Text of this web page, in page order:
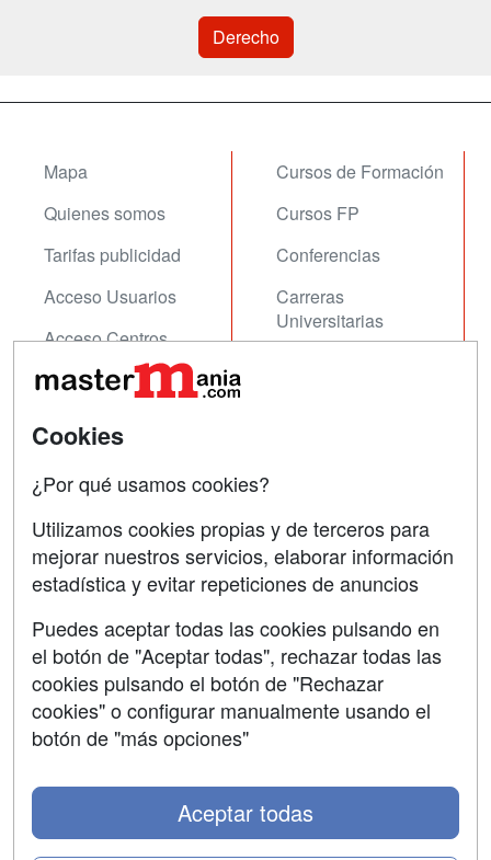
Derecho
Mapa
Quienes somos
Tarifas publicidad
Acceso Usuarios
Acceso Centros
Cursos de Formación
Cursos FP
Conferencias
Carreras
Universitarias
Contactar
Copyleft
Grupo formazion:
Cookies
¿Por qué usamos cookies?
Utilizamos cookies propias y de terceros para
mejorar nuestros servicios, elaborar información
estadística y evitar repeticiones de anuncios
Puedes aceptar todas las cookies pulsando en
el botón de "Aceptar todas", rechazar todas las
cookies pulsando el botón de "Rechazar
cookies" o configurar manualmente usando el
botón de "más opciones"
Aceptar todas